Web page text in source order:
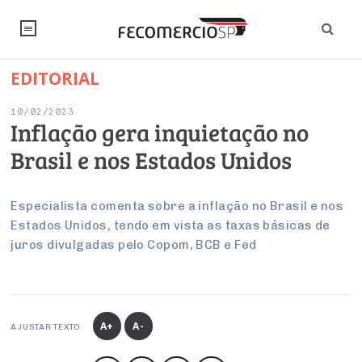
NOTÍCIAS
Editorial
Artigos
PROJETOS ESPECIAIS:
Economia
Brasil
Economia Digital
Legislação
Trabalho
Arbitragem e Mediação
Reforma Tributária
Negócios
ESG
Últimas Notícias
SINDICATOS
PESQUISAS
FALE CONOSCO
INSTITUCIONAL
Negociações Coletivas
Conselho de Turismo
EMPRESAS
EDITORIAL
10/02/2023
Inflação gera inquietação no
Brasil e nos Estados Unidos
Especialista comenta sobre a inflação no Brasil e nos
Estados Unidos, tendo em vista as taxas básicas de
juros divulgadas pelo Copom, BCB e Fed
AJUSTAR TEXTO A+ A-